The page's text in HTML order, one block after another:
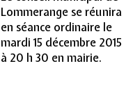
Lommerange se réunira
en séance ordinaire le
mardi 15 décembre 2015
à 20 h 30 en mairie.